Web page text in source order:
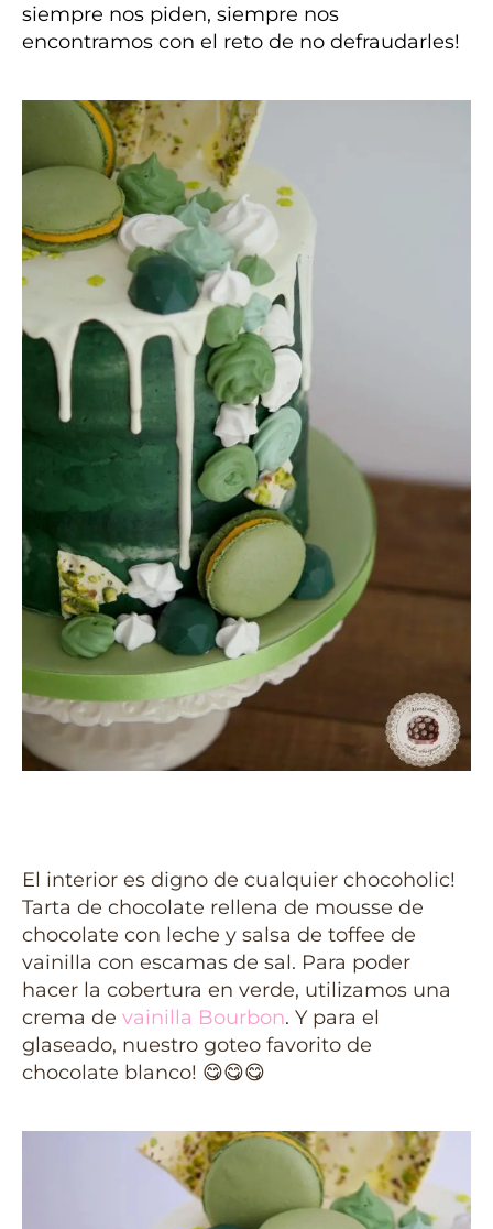
siempre nos piden, siempre nos
encontramos con el reto de no defraudarles!
El interior es digno de cualquier chocoholic!
Tarta de chocolate rellena de mousse de
chocolate con leche y salsa de toffee de
vainilla con escamas de sal. Para poder
hacer la cobertura en verde, utilizamos una
crema de vainilla Bourbon. Y para el
glaseado, nuestro goteo favorito de
chocolate blanco! 😋😋😋